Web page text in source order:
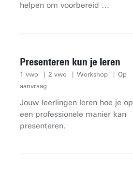
helpen om voorbereid …
Presenteren kun je leren
1 vwo 2 vwo Workshop
Op
aanvraag
Jouw leerlingen leren hoe je op
een professionele manier kan
presenteren.